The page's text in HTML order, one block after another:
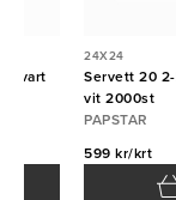
svart
24X24
Servett 20
vit 2000st
PAPSTAR
599 kr/krt